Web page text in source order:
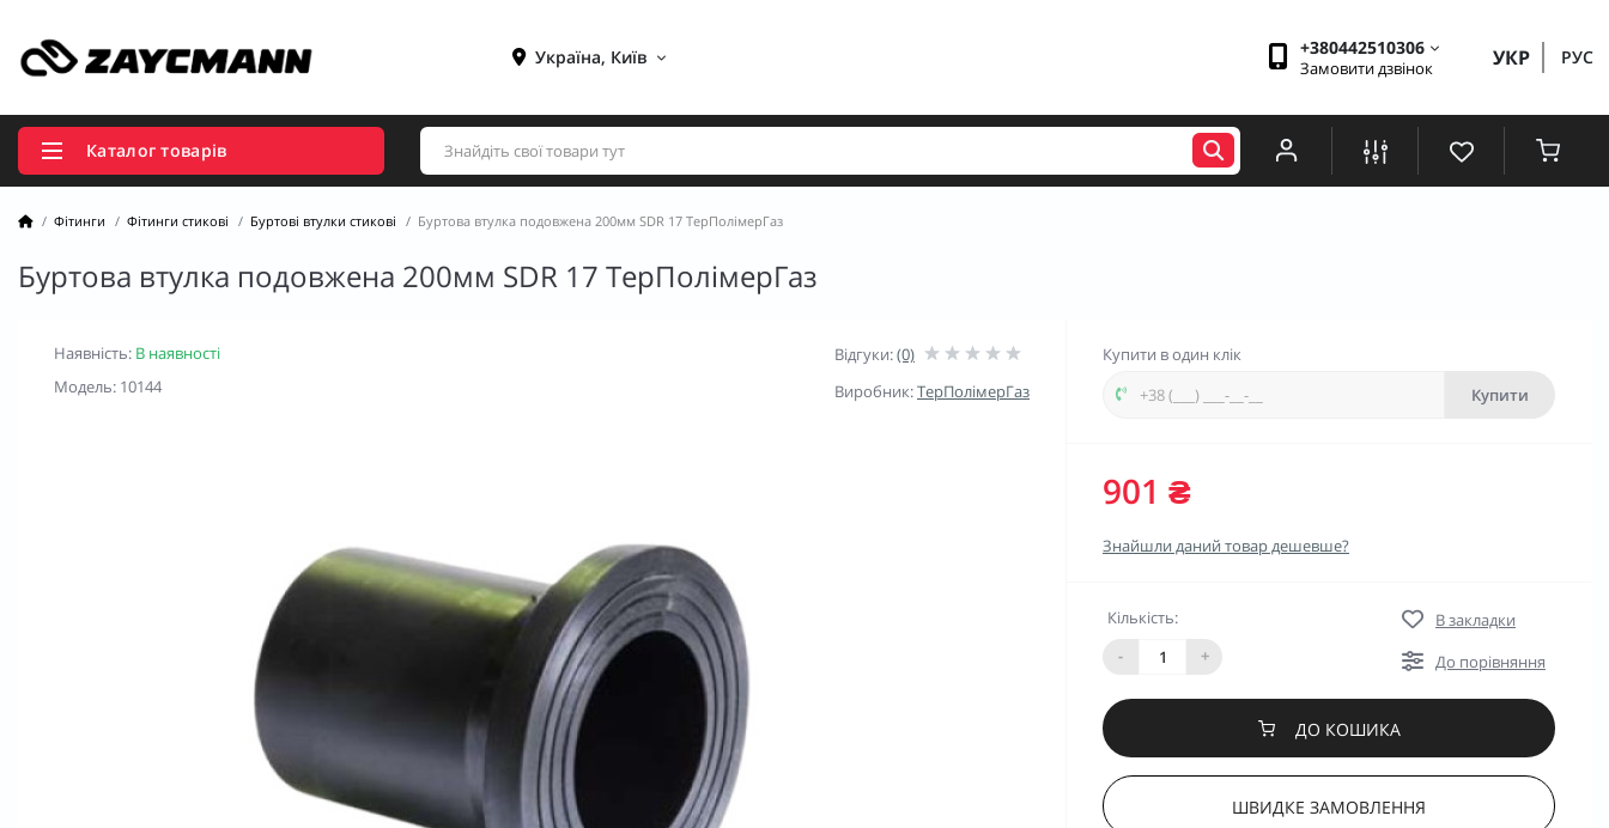
Україна, Київ +380442510306
Замовити дзвінок УКР РУС
Каталог товарів
Фітинги Фітинги стикові Буртові втулки стикові Буртова втулка подовжена 200мм SDR 17 ТерПолімерГаз
Буртова втулка подовжена 200мм SDR 17 ТерПолімерГаз
Наявність: В наявності
Модель: 10144
Відгуки:(0)
Виробник:ТерПолімерГаз
Купити в один клік
Купити
901 ₴
Знайшли даний товар дешевше?
Кількість:
-
+
В закладки
До порівняння
ДО КОШИКА
ШВИДКЕ ЗАМОВЛЕННЯ